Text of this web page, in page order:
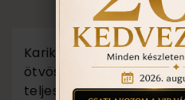
Karikagyűrű
ötvös műhelyünkben
teljesen más